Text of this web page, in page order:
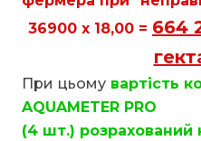
36900 х 18,00 = 664
При цьому вартість
AQUAMETER PRO
(4 шт.) розрахований